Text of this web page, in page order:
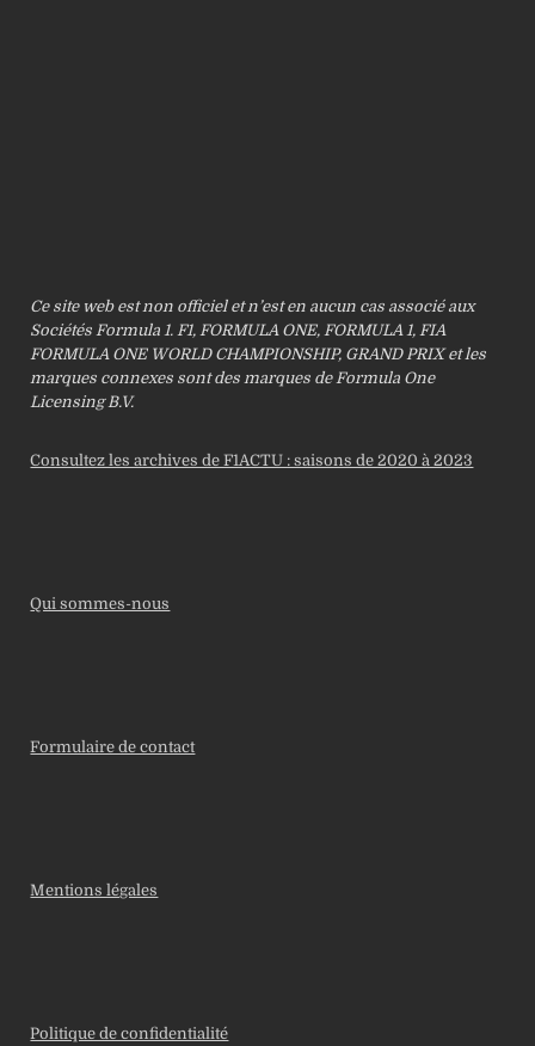
Ce site web est non officiel et n’est en aucun cas associé aux
Sociétés Formula 1. F1, FORMULA ONE, FORMULA 1, FIA
FORMULA ONE WORLD CHAMPIONSHIP, GRAND PRIX et les
marques connexes sont des marques de Formula One
Licensing B.V.
Consultez les archives de F1ACTU : saisons de 2020 à 2023
Qui sommes-nous
Formulaire de contact
Mentions légales
Politique de confidentialité